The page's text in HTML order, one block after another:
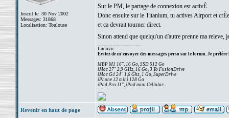
Inscrit le: 30 Nov 2002
Messages: 31868
Localisation: Toulouse
Sur le PM, le partage de connexion est activÈ.
Donc ensuite sur le Titanium, tu actives Airport et
et ca devrait tourner direct.
Sinon attend que quelqu'un d'autre prenne ma releve,
Ludovic
Evitez de m'envoyer des messages perso sur le forum. Je préfère
MBP M1 16", 16 Go, SSD 512 Go
iMac 27" 2,9 GHz, 16 Go, 3 To FusionDrive
iMac G4 24" 1,6 Ghz, 1 Go, SuperDrive
iPhone 12 mini 128 Go
iPad Pro 11", iPad mini Cellular...
Revenir en haut de page